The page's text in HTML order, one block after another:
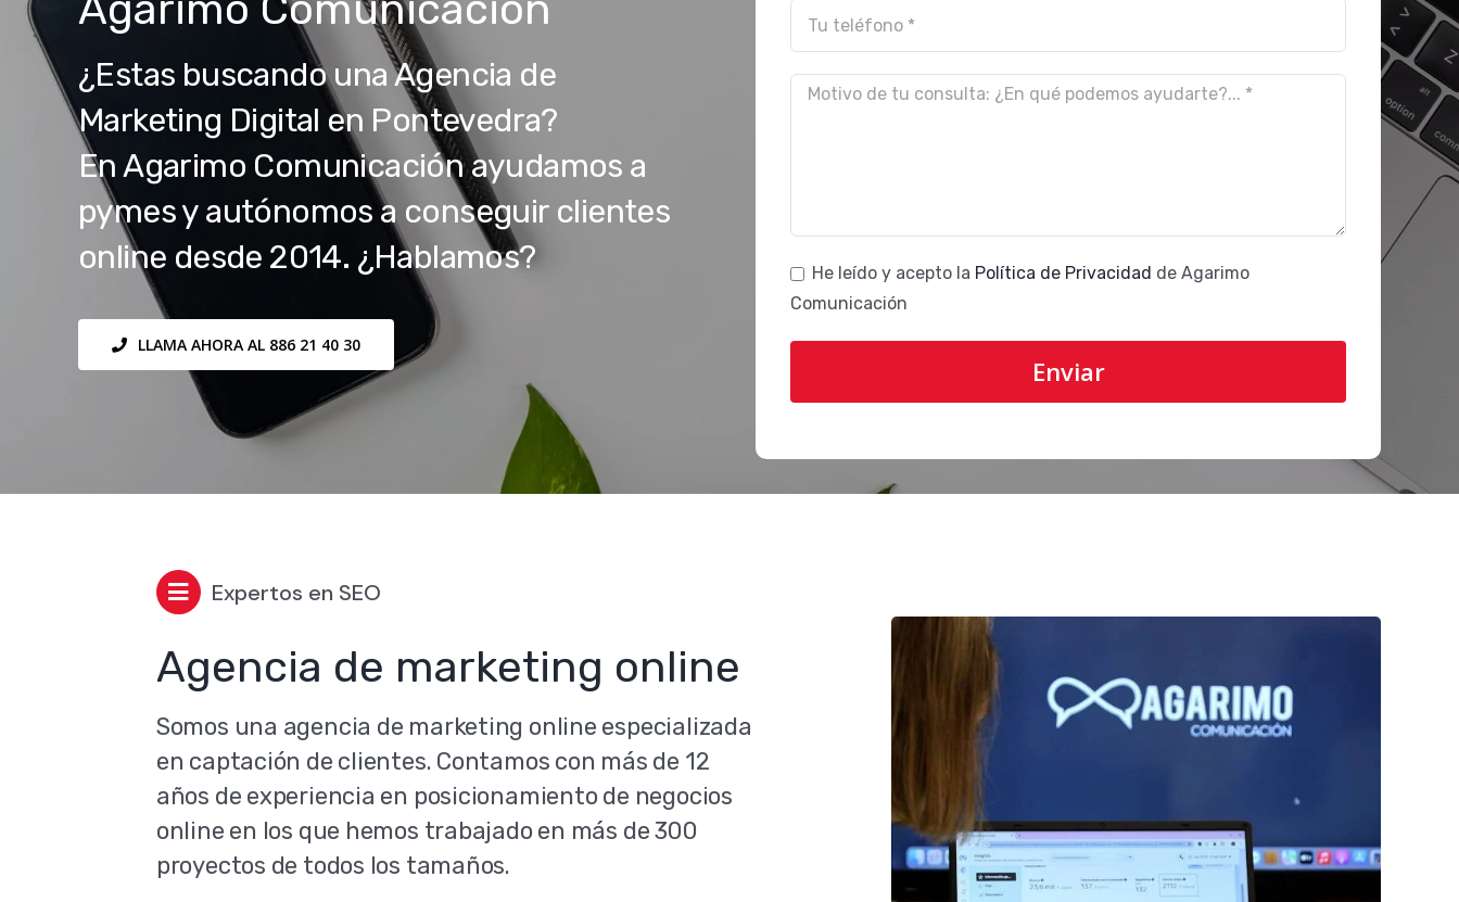
¿Estas buscando una Agencia de
Marketing Digital en Pontevedra?
En Agarimo Comunicación ayudamos a
pymes y autónomos a conseguir clientes
online desde 2014. ¿Hablamos?
LLAMA AHORA AL 886 21 40 30
He leído y acepto la Política de Privacidad de Agarimo
Comunicación
Expertos en SEO
Agencia de marketing online
Somos una agencia de marketing online especializada
en captación de clientes. Contamos con más de 12
años de experiencia en posicionamiento de negocios
online en los que hemos trabajado en más de 300
proyectos de todos los tamaños.